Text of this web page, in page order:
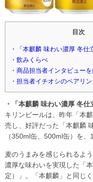
目次
・「本麒麟 味わい濃厚 冬仕
・飲みくらべ
・商品担当者インタビュー
・担当者イチオシのペアリ
・「本麒麟 味わい濃厚 冬仕
キリンビールは、昨年「本
売し、好評だった「本麒麟
（350ml缶、500ml缶）を
麦のうまみを感じられるよ
濃厚な味わいを実現した「
定）」。「本麒麟」と同じ